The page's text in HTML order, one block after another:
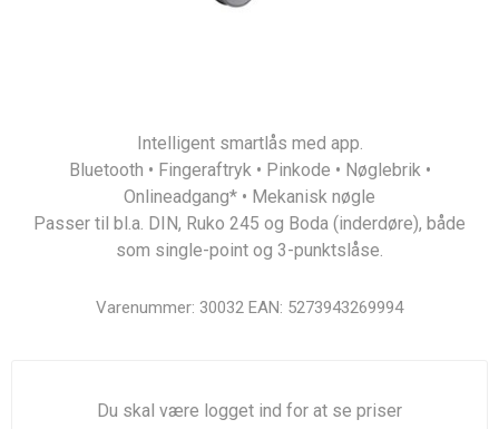
Intelligent smartlås med app.
Bluetooth • Fingeraftryk • Pinkode • Nøglebrik •
Onlineadgang* • Mekanisk nøgle
Passer til bl.a. DIN, Ruko 245 og Boda (inderdøre), både
som single-point og 3-punktslåse.
Varenummer: 30032 EAN: 5273943269994
Du skal være logget ind for at se priser